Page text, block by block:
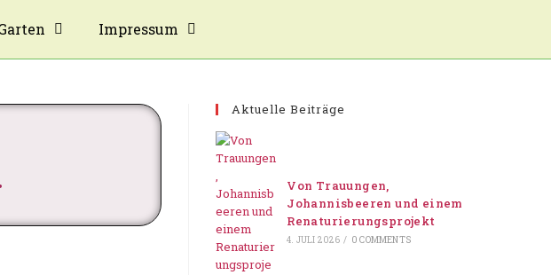
Impressum
Aktuelle Beiträge
Von Trauungen,
Johannisbeeren und einem
Renaturierungsprojekt
4. JULI 2026 / 0 COMMENTS